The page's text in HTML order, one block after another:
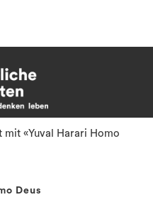
«Yuval Harari Homo
Deus